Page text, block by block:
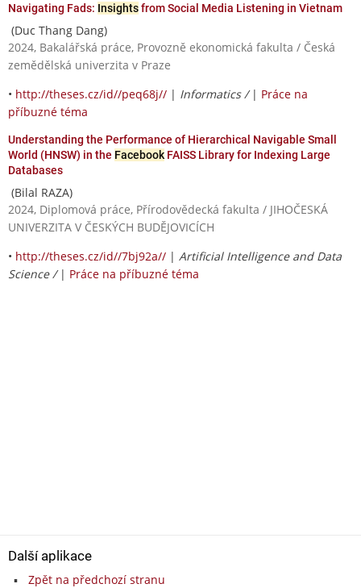
Navigating Fads: Insightsfrom Social Media Listening in Vietnam
(Duc Thang Dang)
2024, Bakalářská práce, Provozně ekonomická fakulta / Česká
zemědělská univerzita v Praze
• http://theses.cz/id//peq68j// | Informatics / | Práce na
příbuzné téma
Understanding the Performance of Hierarchical Navigable Small
World (HNSW) in the Facebook FAISS Library for Indexing Large
Databases
(Bilal RAZA)
2024, Diplomová práce, Přírodovědecká fakulta / JIHOČESKÁ
UNIVERZITA V ČESKÝCH BUDĚJOVICÍCH
• http://theses.cz/id//7bj92a// | Artificial Intelligence and Data
Science / | Práce na příbuzné téma
Další aplikace
Zpět na předchozí stranu